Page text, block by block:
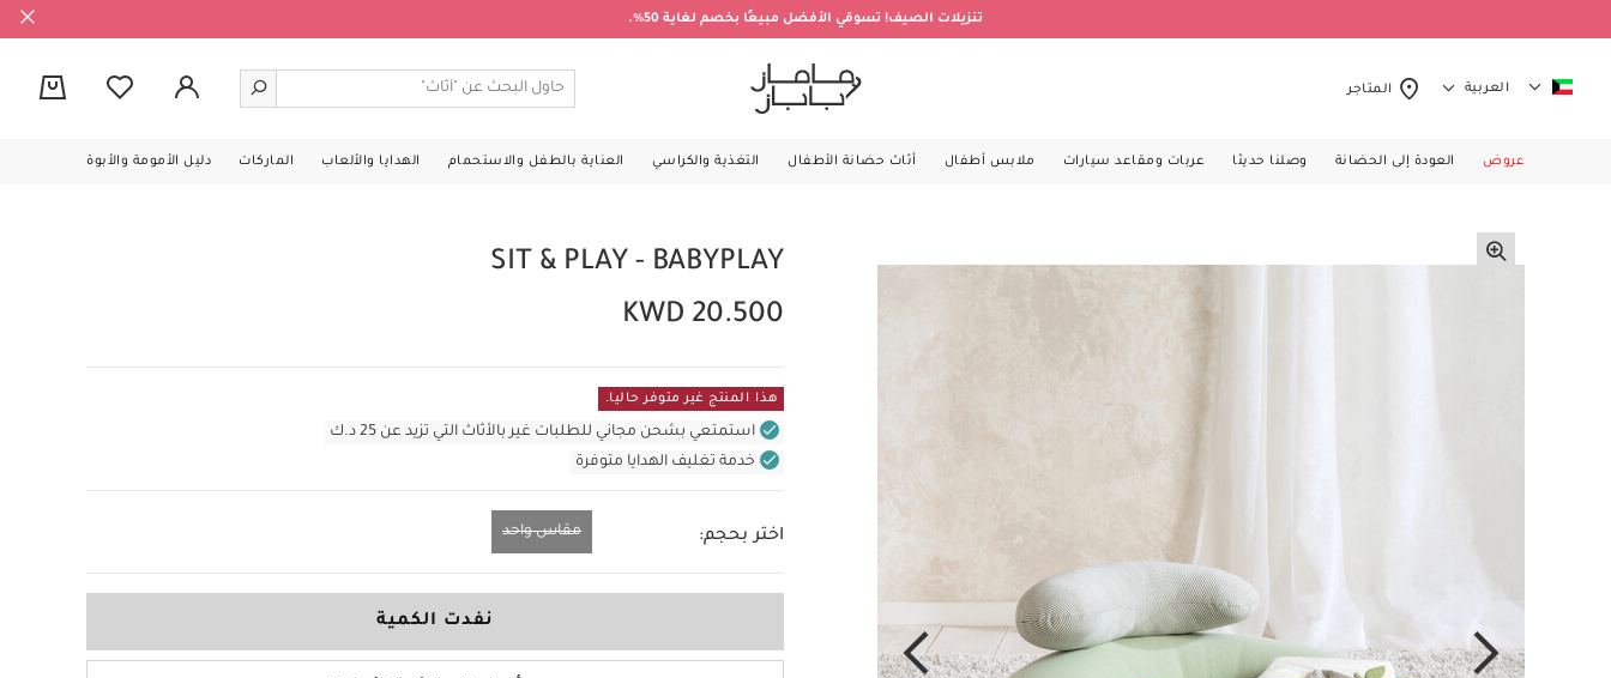
تنزيلات الصيف! تسوقي الأفضل مبيعًا بخصم لغاية 50%.
العربية المتاجر
عروض العودة إلى الحضانة وصلنا حديثا عربات ومقاعد سيارات ملابس أطفال أثاث حضانة الأطفال التغذية والكراسي العناية بالطفل والاستحمام الهدايا والألعاب الماركات دليل الأمومة والأبوة
SIT & PLAY - BABYPLAY
KWD 20.500
هذا المنتج غير متوفر حاليا.
استمتعي بشحن مجاني للطلبات غير بالأثاث التي تزيد عن 25 د.ك
خدمة تغليف الهدايا متوفرة
اختر بحجم: مقاس واحد
نفدت الكمية